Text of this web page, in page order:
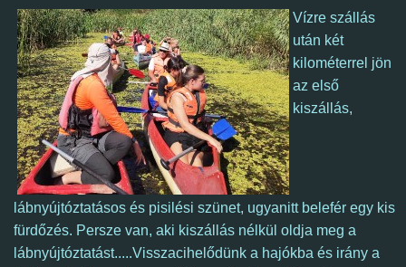
Vízre szállás
után két
kilométerrel jön
az első
kiszállás,
lábnyújtóztatásos és pisilési szünet, ugyanitt belefér egy kis
fürdőzés. Persze van, aki kiszállás nélkül oldja meg a
lábnyújtóztatást.....Visszacihelődünk a hajókba és irány a